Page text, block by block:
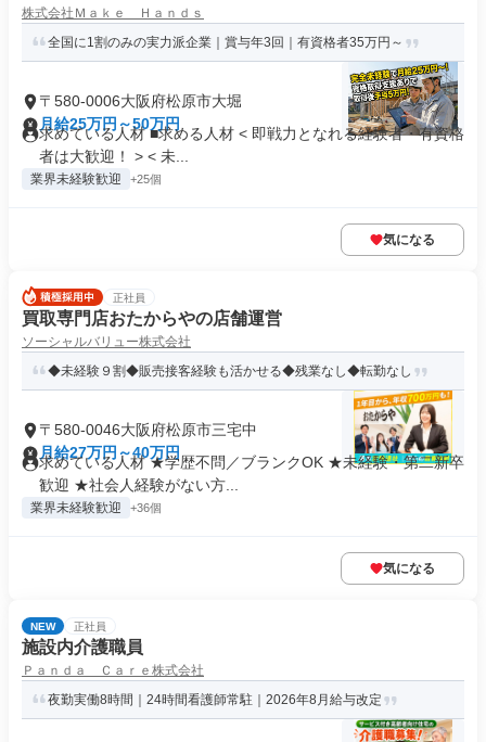
株式会社Ｍａｋｅ Ｈａｎｄｓ
全国に1割のみの実力派企業｜賞与年3回｜有資格者35万円～
〒580-0006大阪府松原市大堀
月給25万円～50万円
求めている人材 ■求める人材 < 即戦力となれる経験者・有資格
者は大歓迎！ > < 未...
業界未経験歓迎 +25個
気になる
正社員
買取専門店おたからやの店舗運営
ソーシャルバリュー株式会社
◆未経験９割◆販売接客経験も活かせる◆残業なし◆転勤なし
〒580-0046大阪府松原市三宅中
月給27万円～40万円
求めている人材 ★学歴不問／ブランクOK ★未経験・第二新卒
歓迎 ★社会人経験がない方...
業界未経験歓迎 +36個
気になる
NEW 正社員
施設内介護職員
Ｐａｎｄａ Ｃａｒｅ株式会社
夜勤実働8時間｜24時間看護師常駐｜2026年8月給与改定